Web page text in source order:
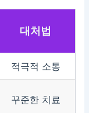
대처법
적극적 소통
꾸준한 치료